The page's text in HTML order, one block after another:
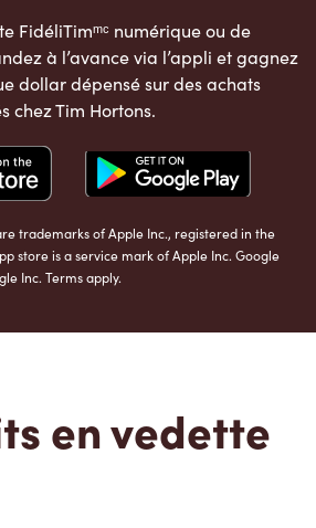
FidéliTimᵐᶜ numérique ou de
à l’avance via l’appli et gagnez
dollar dépensé sur des achats
chez Tim Hortons.
trademarks of Apple Inc., registered in the
store is a service mark of Apple Inc. Google
Inc. Terms apply.
en vedette